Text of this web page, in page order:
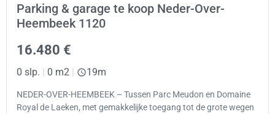
Parking & garage te koop Neder-Over-
Heembeek 1120
16.480 €
0 slp. | 0 m2 | 19m
NEDER-OVER-HEEMBEEK – Tussen Parc Meudon en Domaine
Royal de Laeken, met gemakkelijke toegang tot de grote wegen